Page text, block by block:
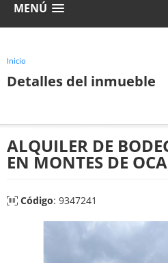
MENÚ
Inicio
Detalles del inmueble
ALQUILER DE
EN MONTES DE
Código: 9347241